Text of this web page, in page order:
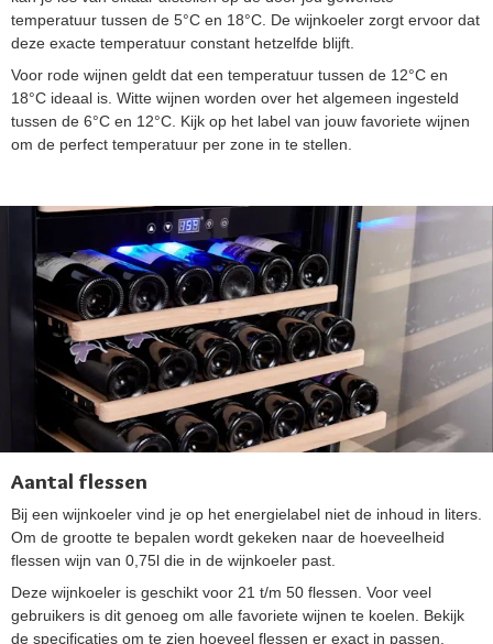
temperatuur tussen de 5°C en 18°C. De wijnkoeler zorgt ervoor dat
deze exacte temperatuur constant hetzelfde blijft.
Voor rode wijnen geldt dat een temperatuur tussen de 12°C en
18°C ideaal is. Witte wijnen worden over het algemeen ingesteld
tussen de 6°C en 12°C. Kijk op het label van jouw favoriete wijnen
om de perfect temperatuur per zone in te stellen.
Aantal flessen
Bij een wijnkoeler vind je op het energielabel niet de inhoud in liters.
Om de grootte te bepalen wordt gekeken naar de hoeveelheid
flessen wijn van 0,75l die in de wijnkoeler past.
Deze wijnkoeler is geschikt voor 21 t/m 50 flessen. Voor veel
gebruikers is dit genoeg om alle favoriete wijnen te koelen. Bekijk
de specificaties om te zien hoeveel flessen er exact in passen.